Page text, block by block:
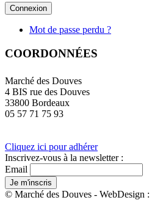
Mot de passe perdu ?
COORDONNÉES
Marché des Douves
4 BIS rue des Douves
33800 Bordeaux
05 57 71 75 93
Cliquez ici pour adhérer
Inscrivez-vous à la newsletter :
Email
© Marché des Douves - WebDesign :